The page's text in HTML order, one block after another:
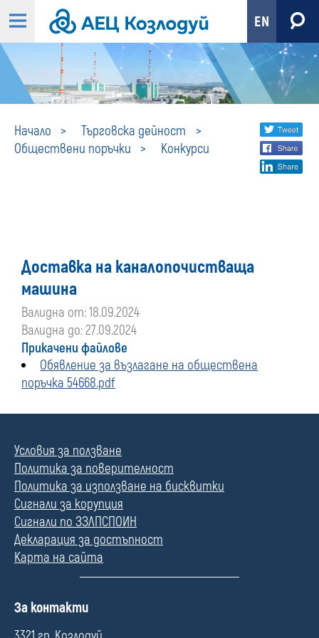
EN
Начало
Търговска дейност
Обществени поръчки
Конкурси
Конкурси
Share
social
Доставка на каналопочистваща
машина
Валидна от: 18.09.2024
Валидна до: 27.09.2024
Прикачени файлове
Обявление за възлагане на обществена
поръчка 54668.pdf
Условия за ползване
Политика за поверителност
Политика за използване на бисквитки
Сигнали за корупция
Сигнали по ЗЗЛПСПОИН
Декларация за достъпност
Карта на сайта
П
л
За контакти